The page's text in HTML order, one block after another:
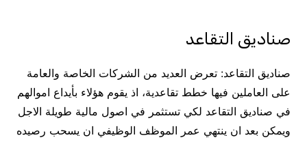
صناديق التقاعد
صناديق التقاعد: تعرض العديد من الشركات الخاصة والعامة
على العاملين فيها خطط تقاعدية، اذ يقوم هؤلاء بأيداع اموالهم
في صناديق التقاعد لكي تستثمر في اصول مالية طويلة الاجل
ويمكن بعد ان ينتهي عمر الموظف الوظيفي ان يسحب رصيده